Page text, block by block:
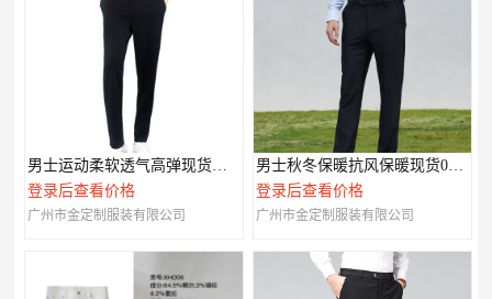
男士运动柔软透气高弹现货休闲裤003
登录后查看价格
广州市金定制服装有限公司
男士秋冬保暖抗风保暖现货007款
登录后查看价格
广州市金定制服装有限公司